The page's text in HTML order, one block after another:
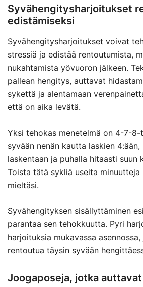
Syvähengitysharjoitukset
edistämiseksi
Syvähengitysharjoitukset voivat
stressiä ja edistää rentoutumista,
nukahtamista yövuoron jälkeen.
pallean hengitys, auttavat
sykettä ja alentamaan
että on aika levätä.
Yksi tehokas menetelmä on 4-7-
syvään nenän kautta laskien
laskentaan ja puhalla hitaasti suun
Toista tätä sykliä useita minuutteja
mieltäsi.
Syvähengityksen sisällyttäminen
parantaa sen tehokkuutta. Pyri
harjoituksia mukavassa
rentoutua täysin syvään
Joogaposeja, jotka